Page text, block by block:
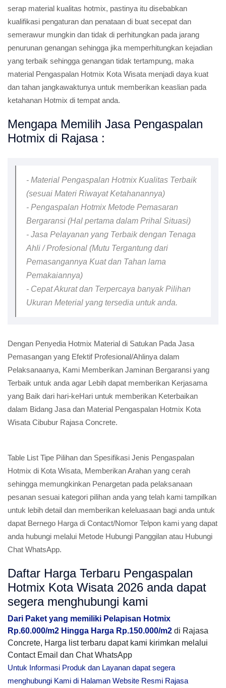
serap material kualitas hotmix, pastinya itu disebabkan
kualifikasi pengaturan dan penataan di buat secepat dan
semerawur mungkin dan tidak di perhitungkan pada jarang
penurunan genangan sehingga jika memperhitungkan kejadian
yang terbaik sehingga genangan tidak tertampung, maka
material Pengaspalan Hotmix Kota Wisata menjadi daya kuat
dan tahan jangkawaktunya untuk memberikan keaslian pada
ketahanan Hotmix di tempat anda.
Mengapa Memilih Jasa Pengaspalan
Hotmix di Rajasa :
- Material Pengaspalan Hotmix Kualitas Terbaik
(sesuai Materi Riwayat Ketahanannya)
- Pengaspalan Hotmix Metode Pemasaran
Bergaransi (Hal pertama dalam Prihal Situasi)
- Jasa Pelayanan yang Terbaik dengan Tenaga
Ahli / Profesional (Mutu Tergantung dari
Pemasangannya Kuat dan Tahan lama
Pemakaiannya)
- Cepat Akurat dan Terpercaya banyak Pilihan
Ukuran Meterial yang tersedia untuk anda.
Dengan Penyedia Hotmix Material di Satukan Pada Jasa
Pemasangan yang Efektif Profesional/Ahlinya dalam
Pelaksanaanya, Kami Memberikan Jaminan Bergaransi yang
Terbaik untuk anda agar Lebih dapat memberikan Kerjasama
yang Baik dari hari-keHari untuk memberikan Keterbaikan
dalam Bidang Jasa dan Material Pengaspalan Hotmix Kota
Wisata Cibubur Rajasa Concrete.
Table List Tipe Pilihan dan Spesifikasi Jenis Pengaspalan
Hotmix di Kota Wisata, Memberikan Arahan yang cerah
sehingga memungkinkan Penargetan pada pelaksanaan
pesanan sesuai kategori pilihan anda yang telah kami tampilkan
untuk lebih detail dan memberikan keleluasaan bagi anda untuk
dapat Bernego Harga di Contact/Nomor Telpon kami yang dapat
anda hubungi melalui Metode Hubungi Panggilan atau Hubungi
Chat WhatsApp.
Daftar Harga Terbaru Pengaspalan
Hotmix Kota Wisata 2026 anda dapat
segera menghubungi kami
Dari Paket yang memiliki Pelapisan Hotmix
Rp.60.000/m2 Hingga Harga Rp.150.000/m2 di Rajasa
Concrete, Harga list terbaru dapat kami kirimkan melalui
Contact Email dan Chat WhatsApp
Untuk Informasi Produk dan Layanan dapat segera
menghubungi Kami di Halaman Website Resmi Rajasa